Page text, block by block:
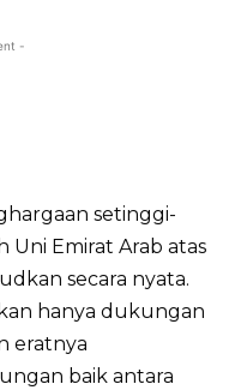
-
setinggi-
Emirat Arab atas
secara nyata.
hanya dukungan
eratnya
baik antara